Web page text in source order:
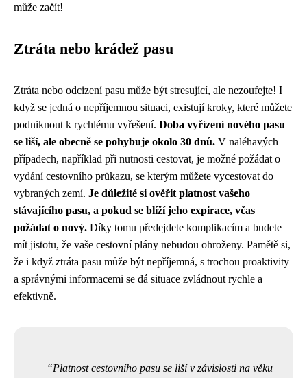
může začít!
Ztráta nebo krádež pasu
Ztráta nebo odcizení pasu může být stresující, ale nezoufejte! I
když se jedná o nepříjemnou situaci, existují kroky, které můžete
podniknout k rychlému vyřešení. Doba vyřízení nového pasu
se liší, ale obecně se pohybuje okolo 30 dnů. V naléhavých
případech, například při nutnosti cestovat, je možné požádat o
vydání cestovního průkazu, se kterým můžete vycestovat do
vybraných zemí. Je důležité si ověřit platnost vašeho
stávajícího pasu, a pokud se blíží jeho expirace, včas
požádat o nový. Díky tomu předejdete komplikacím a budete
mít jistotu, že vaše cestovní plány nebudou ohroženy. Pamětě si,
že i když ztráta pasu může být nepříjemná, s trochou proaktivity
a správnými informacemi se dá situace zvládnout rychle a
efektivně.
Platnost cestovního pasu se liší v závislosti na věku